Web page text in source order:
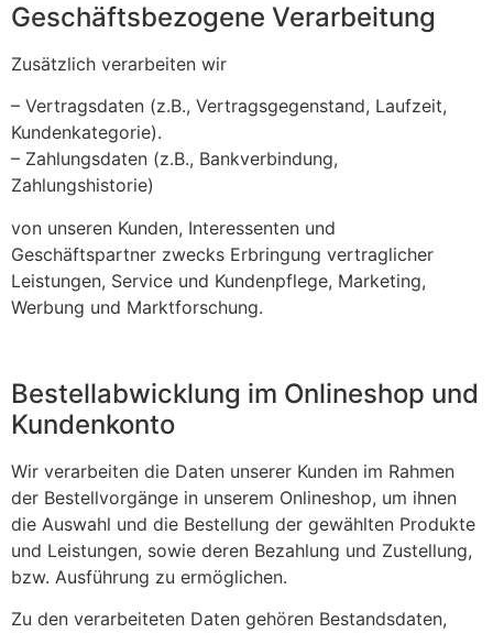
Geschäftsbezogene Verarbeitung
Zusätzlich verarbeiten wir
– Vertragsdaten (z.B., Vertragsgegenstand, Laufzeit,
Kundenkategorie).
– Zahlungsdaten (z.B., Bankverbindung,
Zahlungshistorie)
von unseren Kunden, Interessenten und
Geschäftspartner zwecks Erbringung vertraglicher
Leistungen, Service und Kundenpflege, Marketing,
Werbung und Marktforschung.
Bestellabwicklung im Onlineshop und
Kundenkonto
Wir verarbeiten die Daten unserer Kunden im Rahmen
der Bestellvorgänge in unserem Onlineshop, um ihnen
die Auswahl und die Bestellung der gewählten Produkte
und Leistungen, sowie deren Bezahlung und Zustellung,
bzw. Ausführung zu ermöglichen.
Zu den verarbeiteten Daten gehören Bestandsdaten,